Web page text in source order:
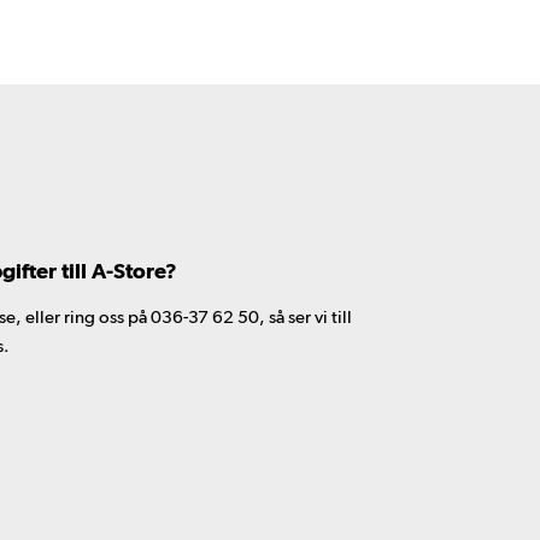
till A-Store?
eller ring oss på 036-37 62 50, så ser vi till